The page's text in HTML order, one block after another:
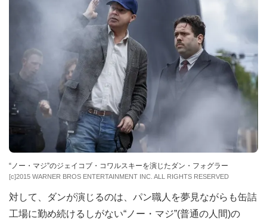
“ノー・マジ”のジェイコブ・コワルスキーを演じたダン・フォグラー
[c]2015 WARNER BROS ENTERTAINMENT INC. ALL RIGHTS RESERVED
対して、ダンが演じるのは、パン職人を夢見ながらも缶詰
工場に勤め続けるしがない“ノー・マジ”(普通の人間)の